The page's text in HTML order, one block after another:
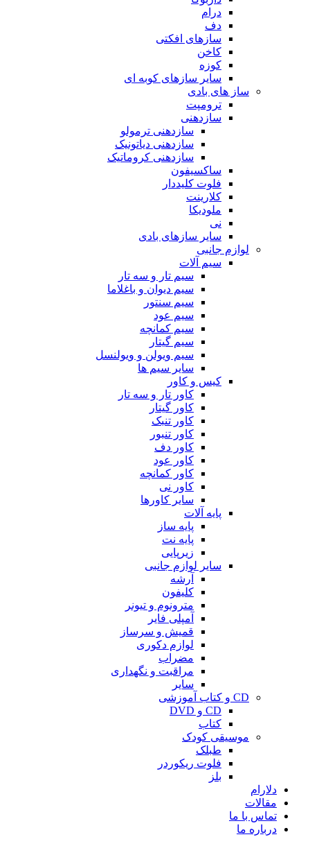
درام
دف
سازهای افکتی
کاخن
کوزه
سایر سازهای کوبه ای
ساز های بادی
ترومپت
سازدهنی
سازدهنی ترمولو
سازدهنی دیاتونیک
سازدهنی کروماتیک
ساکسیفون
فلوت کلیددار
کلارینت
ملودیکا
نی
سایر سازهای بادی
لوازم جانبی
سیم آلات
سیم تار و سه تار
سیم دیوان و باغلاما
سیم سنتور
سیم عود
سیم کمانچه
سیم گیتار
سیم ویولن و ویولنسل
سایر سیم ها
کیس و کاور
کاور تار و سه تار
کاور گیتار
کاور تنبک
کاور تنبور
کاور دف
کاور عود
کاور کمانچه
کاور نی
سایر کاورها
پایه آلات
پایه ساز
پایه نت
زیرپایی
سایر لوازم جانبی
آرشه
کلیفون
مترونوم و تیونر
آمپلی فایر
قمیش و سرساز
لوازم دکوری
مضراب
مراقبت و نگهداری
سایر
CD و کتاب آموزشی
CD و DVD
کتاب
موسیقی کودک
طبلک
فلوت ریکوردر
بلز
دلارام
مقالات
تماس با ما
درباره ما